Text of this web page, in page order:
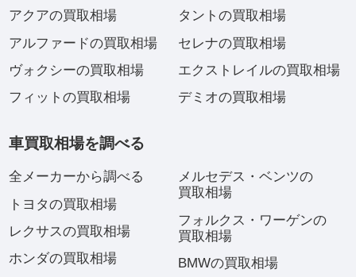
アクアの買取相場
アルファードの買取相場
ヴォクシーの買取相場
フィットの買取相場
タントの買取相場
セレナの買取相場
エクストレイルの買取相場
デミオの買取相場
車買取相場を調べる
全メーカーから調べる
トヨタの買取相場
レクサスの買取相場
ホンダの買取相場
メルセデス・ベンツの
買取相場
フォルクス・ワーゲンの
買取相場
BMWの買取相場